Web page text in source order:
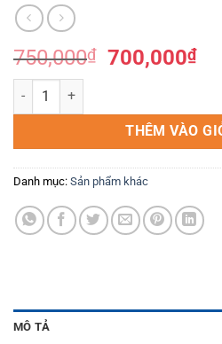
750,000₫
Giá
750,000₫.
700,000₫Giá
là:
giấy dán tường 7941-1 số lượng
THÊM VÀO
Danh mục: Sản phẩm khác
MÔ TẢ